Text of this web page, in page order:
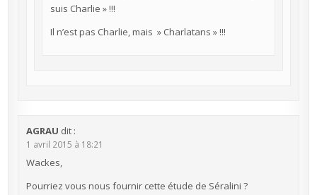
suis Charlie » !!!
Il n’est pas Charlie, mais » Charlatans » !!!
AGRAU dit :
1 avril 2015 à 18:21
Wackes,
Pourriez vous nous fournir cette étude de Séralini ?